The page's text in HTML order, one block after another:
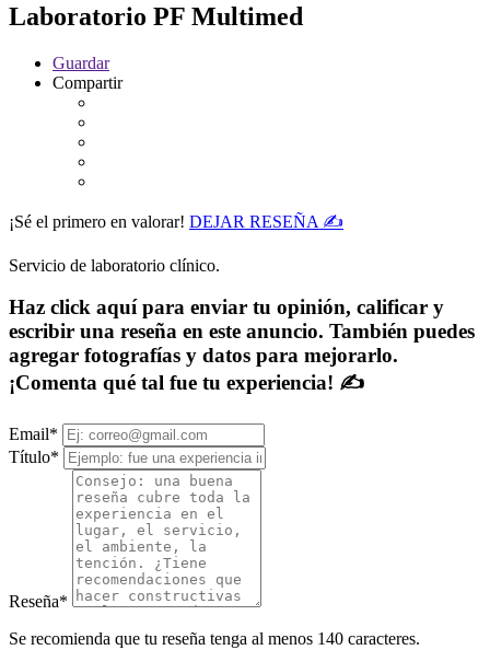
Laboratorio PF Multimed
Guardar
Compartir
¡Sé el primero en valorar! DEJAR RESEÑA ✍
Servicio de laboratorio clínico.
Haz click aquí para enviar tu opinión, calificar y
escribir una reseña en este anuncio. También puedes
agregar fotografías y datos para mejorarlo.
¡Comenta qué tal fue tu experiencia! ✍
Email*
Título*
Reseña*
Se recomienda que tu reseña tenga al menos 140 caracteres.